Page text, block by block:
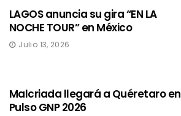
LAGOS anuncia su gira “EN LA
NOCHE TOUR” en México
Julio 13, 2026
Malcriada llegará a Quéretaro en
Pulso GNP 2026